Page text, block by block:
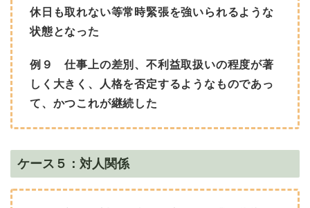
休日も取れない等常時緊張を強いられるような
状態となった
例９ 仕事上の差別、不利益取扱いの程度が著
しく大きく、人格を否定するようなものであっ
て、かつこれが継続した
ケース５：対人関係